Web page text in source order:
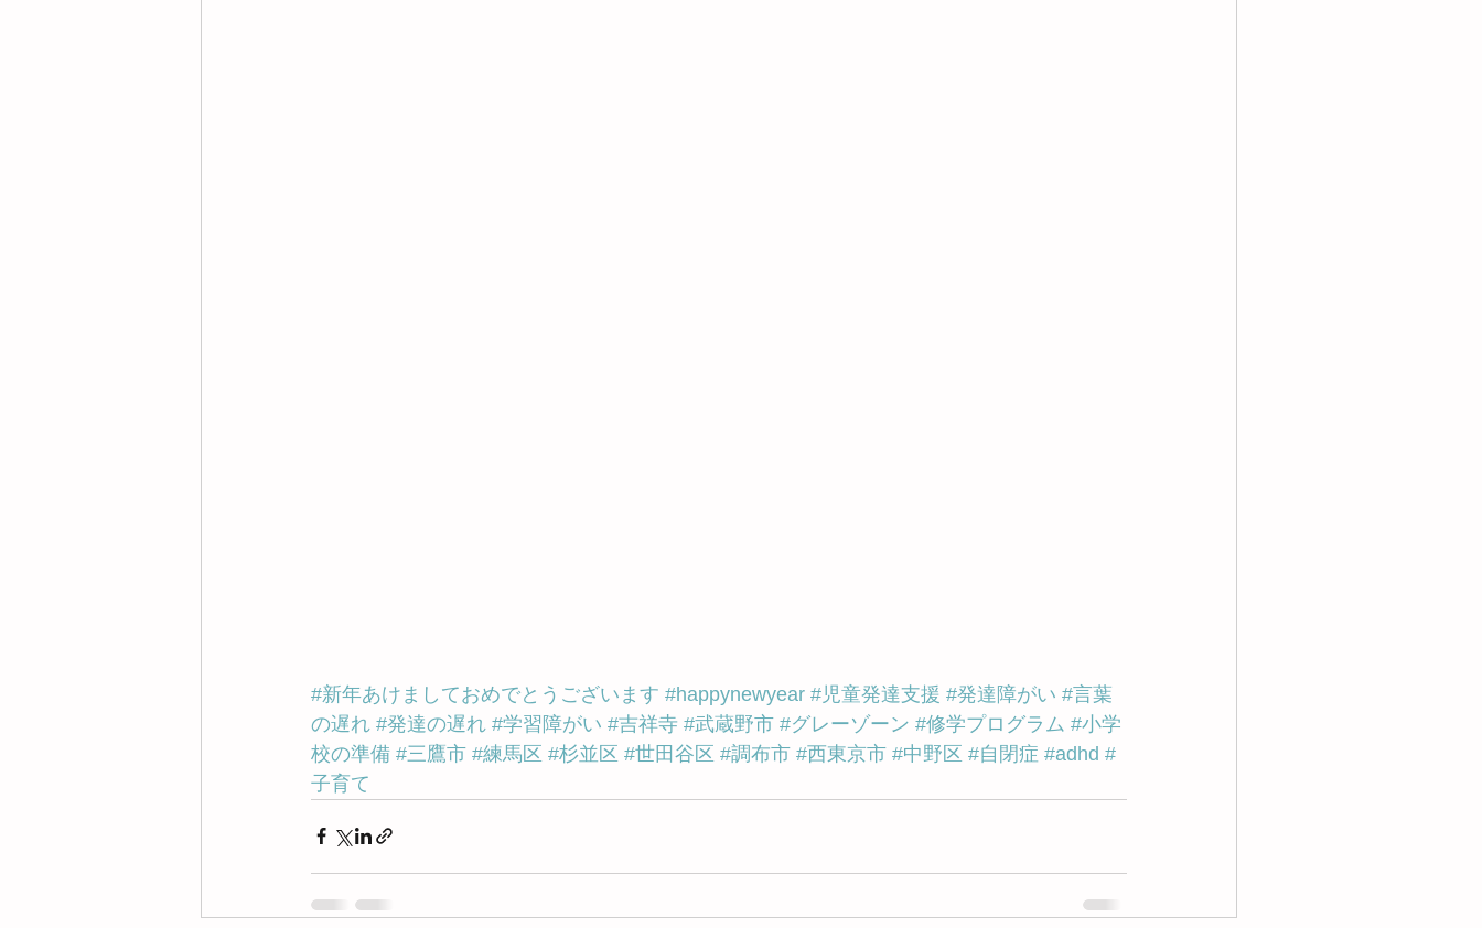
#新年あけましておめでとうございます #happynewyear #児童発達支援 #発達障がい #言葉
の遅れ #発達の遅れ #学習障がい #吉祥寺 #武蔵野市 #グレーゾーン #修学プログラム #小学
校の準備 #三鷹市 #練馬区 #杉並区 #世田谷区 #調布市 #西東京市 #中野区 #自閉症 #adhd #
子育て